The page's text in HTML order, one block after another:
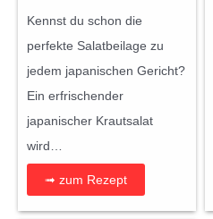
Kennst du schon die
perfekte Salatbeilage zu
jedem japanischen Gericht?
Ein erfrischender
japanischer Krautsalat
wird…
➟ zum Rezept